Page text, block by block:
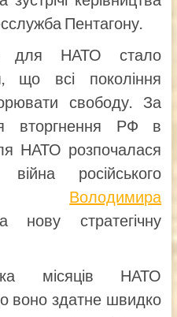
Пентагону.
для НАТО стало
що всі покоління
свободу. За
вторгнення РФ в
НАТО розпочалася
російського
Володимира
нову стратегічну
місяців НАТО
воно здатне швидко